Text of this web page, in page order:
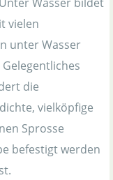
vielen
unter Wasser
die
vielköpfige
Sprosse
befestigt werden